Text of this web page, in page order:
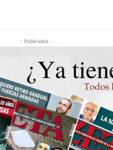
- Publicidad -